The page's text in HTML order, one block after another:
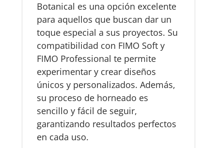
Botanical es una opción excelente
para aquellos que buscan dar un
toque especial a sus proyectos. Su
compatibilidad con FIMO Soft y
FIMO Professional te permite
experimentar y crear diseños
únicos y personalizados. Además,
su proceso de horneado es
sencillo y fácil de seguir,
garantizando resultados perfectos
en cada uso.